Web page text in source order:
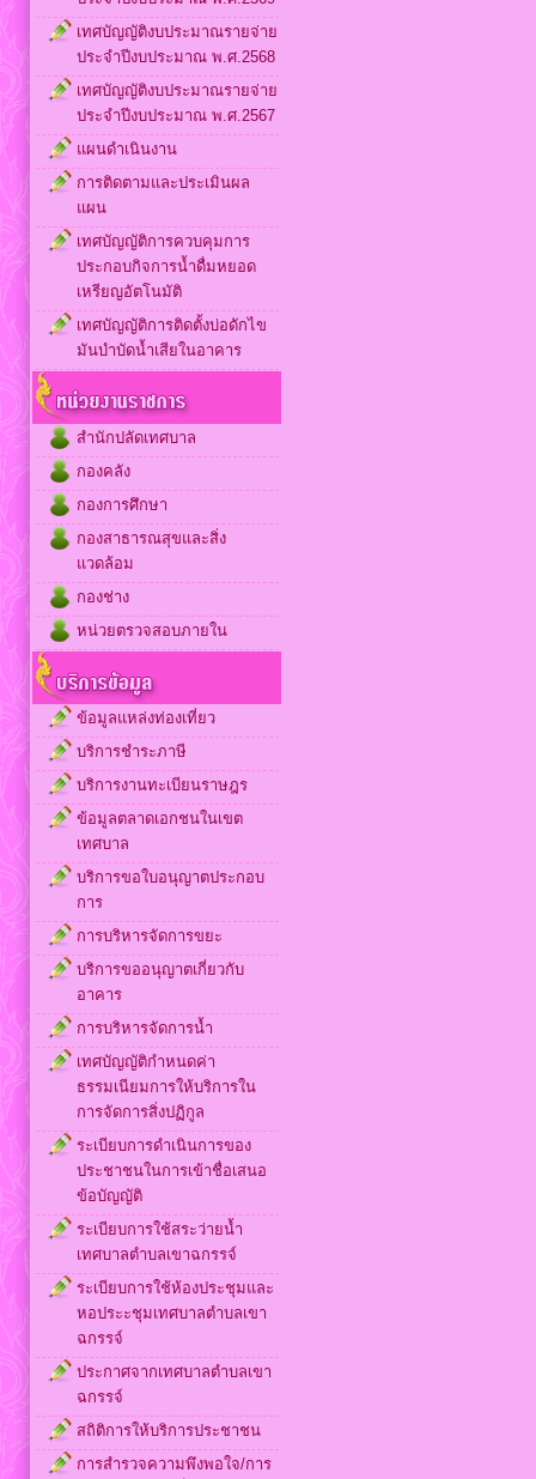
เทศบัญญัติงบประมาณรายจ่าย
ประจำปีงบประมาณ พ.ศ.2568
เทศบัญญัติงบประมาณรายจ่าย
ประจำปีงบประมาณ พ.ศ.2567
แผนดำเนินงาน
การติดตามและประเมินผล
แผน
เทศบัญญัติการควบคุมการ
ประกอบกิจการน้ำดื่มหยอด
เหรียญอัตโนมัติ
เทศบัญญัติการติดตั้งบ่อดักไข
มันบำบัดน้ำเสียในอาคาร
สำนักปลัดเทศบาล
กองคลัง
กองการศึกษา
กองสาธารณสุขและสิ่ง
แวดล้อม
กองช่าง
หน่วยตรวจสอบภายใน
ข้อมูลแหล่งท่องเที่ยว
บริการชำระภาษี
บริการงานทะเบียนราษฎร
ข้อมูลตลาดเอกชนในเขต
เทศบาล
บริการขอใบอนุญาตประกอบ
การ
การบริหารจัดการขยะ
บริการขออนุญาตเกี่ยวกับ
อาคาร
การบริหารจัดการน้ำ
เทศบัญญัติกำหนดค่า
ธรรมเนียมการให้บริการใน
การจัดการสิ่งปฏิกูล
ระเบียบการดำเนินการของ
ประชาชนในการเข้าชื่อเสนอ
ข้อบัญญัติ
ระเบียบการใช้สระว่ายน้ำ
เทศบาลตำบลเขาฉกรรจ์
ระเบียบการใช้ห้องประชุมและ
หอประะชุมเทศบาลตำบลเขา
ฉกรรจ์
ประกาศจากเทศบาลตำบลเขา
ฉกรรจ์
สถิติการให้บริการประชาชน
การสำรวจความพึงพอใจ/การ